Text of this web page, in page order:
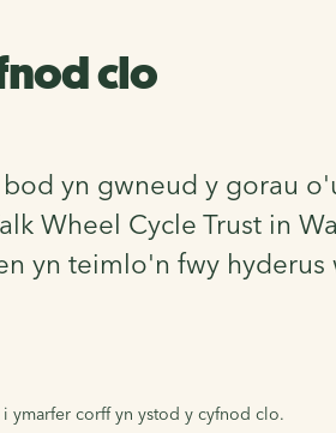
clo
yn gwneud y gorau
Wheel Cycle Trust in
yn teimlo'n fwy
ymarfer corff yn ystod y cyfnod clo.